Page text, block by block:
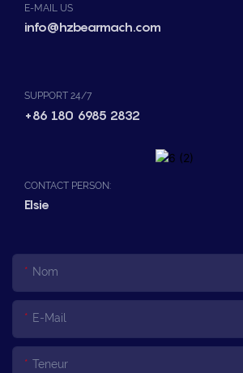
E-MAIL US
info@hzbearmach.com
SUPPORT 24/7
+86 180 6985 2832
CONTACT PERSON:
Elsie
Nom
E-Mail
Teneur